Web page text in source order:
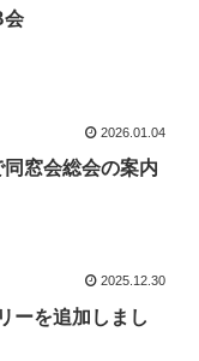
会
2026.01.04
窓会総会の案内
2025.12.30
ーを追加しまし